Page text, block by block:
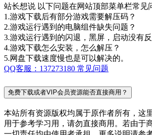
站长想说 以下问题在网站顶部菜单栏常见
1.游戏下载后有部分游戏需要解压码？
2.游戏运行遇到的电脑组件缺失问题？
3.游戏运行遇到的闪退，黑屏，启动没有反
4.游戏下载怎么安装，怎么解压？
5.网盘下载速度慢也是可以解决的。
QQ客服：137273180 常见问题
免费下载或者VIP会员资源能否直接商用？
本站所有资源版权均属于原作者所有，这
用于参考学习用，请勿直接商用。若由于